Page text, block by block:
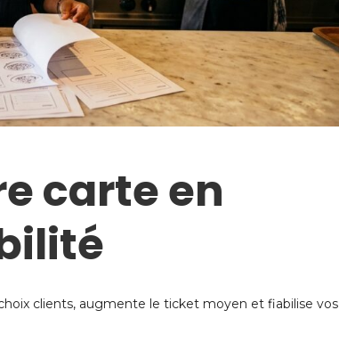
carte en
clients, augmente le ticket moyen et fiabilise vos